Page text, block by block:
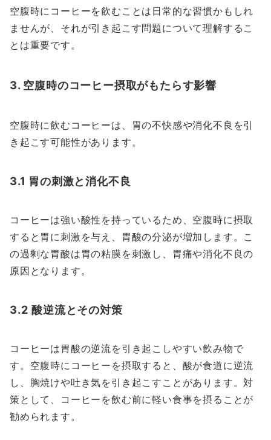
空腹時にコーヒーを飲むことは日常的な習慣かもしれ
ませんが、それが引き起こす問題について理解するこ
とは重要です。
3. 空腹時のコーヒー摂取がもたらす影響
空腹時に飲むコーヒーは、胃の不快感や消化不良を引
き起こす可能性があります。
3.1 胃の刺激と消化不良
コーヒーは強い酸性を持っているため、空腹時に摂取
すると胃に刺激を与え、胃酸の分泌が増加します。こ
の過剰な胃酸は胃の粘膜を刺激し、胃痛や消化不良の
原因となります。
3.2 酸逆流とその対策
コーヒーは胃酸の逆流を引き起こしやすい飲み物で
す。空腹時にコーヒーを摂取すると、酸が食道に逆流
し、胸焼けや吐き気を引き起こすことがあります。対
策として、コーヒーを飲む前に軽い食事を摂ることが
勧められます。